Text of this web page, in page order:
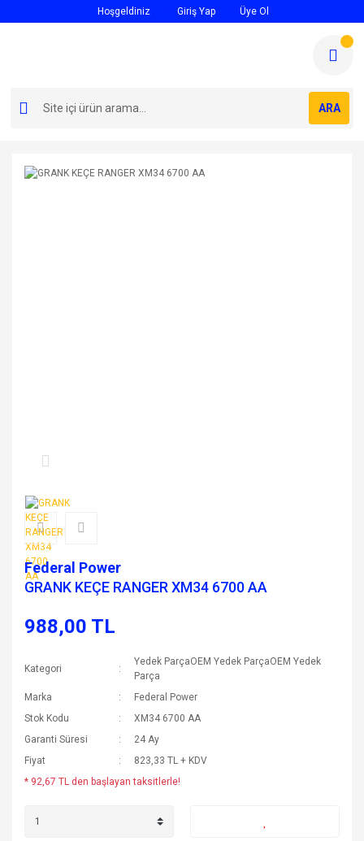
Hoşgeldiniz Giriş Yap Üye Ol
ARA
Federal Power
GRANK KEÇE RANGER XM34 6700 AA
988,00 TL
Kategori
Yedek ParçaOEM Yedek ParçaOEM Yedek
Parça
Marka
Federal Power
Stok Kodu
XM34 6700 AA
Garanti Süresi
24 Ay
Fiyat
823,33 TL + KDV
* 92,67 TL den başlayan taksitlerle!